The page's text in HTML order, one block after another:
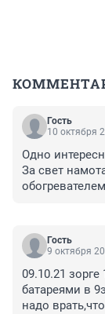
Гость
10 октября
Одно
За свет
Гость
9 октября
09.10.21
батареями в
надо